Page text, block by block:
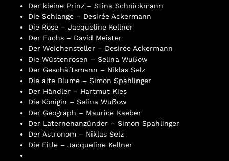
Der kleine Prinz – Stina Schnickmann
Die Schlange – Desirée Ackermann
Die Rose – Jacqueline Kellner
Der Fuchs – David Meister
Der Weichensteller – Desirée Ackermann
Die Wüstenrosen – Selina Wußow
Der Geschäftsmann – Niklas Selz
Die alte Blume – Simon Spahlinger
Der Händler – Hartmut Kies
Die Königin – Selina Wußow
Der Geograph – Maurice Kaeber
Der Laternenanzünder – Simon Spahlinger
Der Astronom – Niklas Selz
Die Eitle – Jacqueline Kellner